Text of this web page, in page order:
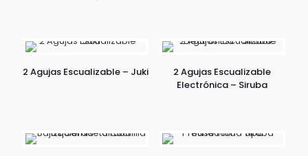
2 Agujas Escualizable – Juki
2 Agujas Escualizable
Electrónica – Siruba